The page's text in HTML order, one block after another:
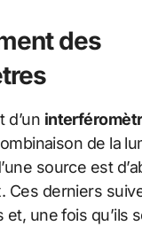
des
d’un
de la
source est
Ces derniers
une fois qu’ils